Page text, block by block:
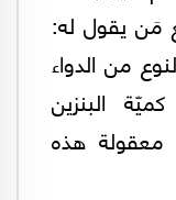
مَن يقول له:
من الدواء
البنزين
معقولة هذه